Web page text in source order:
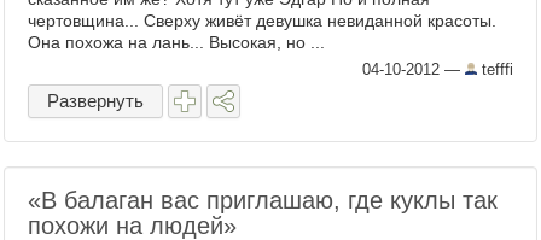
чертовщина... Сверху живёт девушка невиданной красоты.
Она похожа на лань... Высокая, но ...
04-10-2012 — tefffi
Развернуть
«В балаган вас приглашаю, где куклы так
похожи на людей»